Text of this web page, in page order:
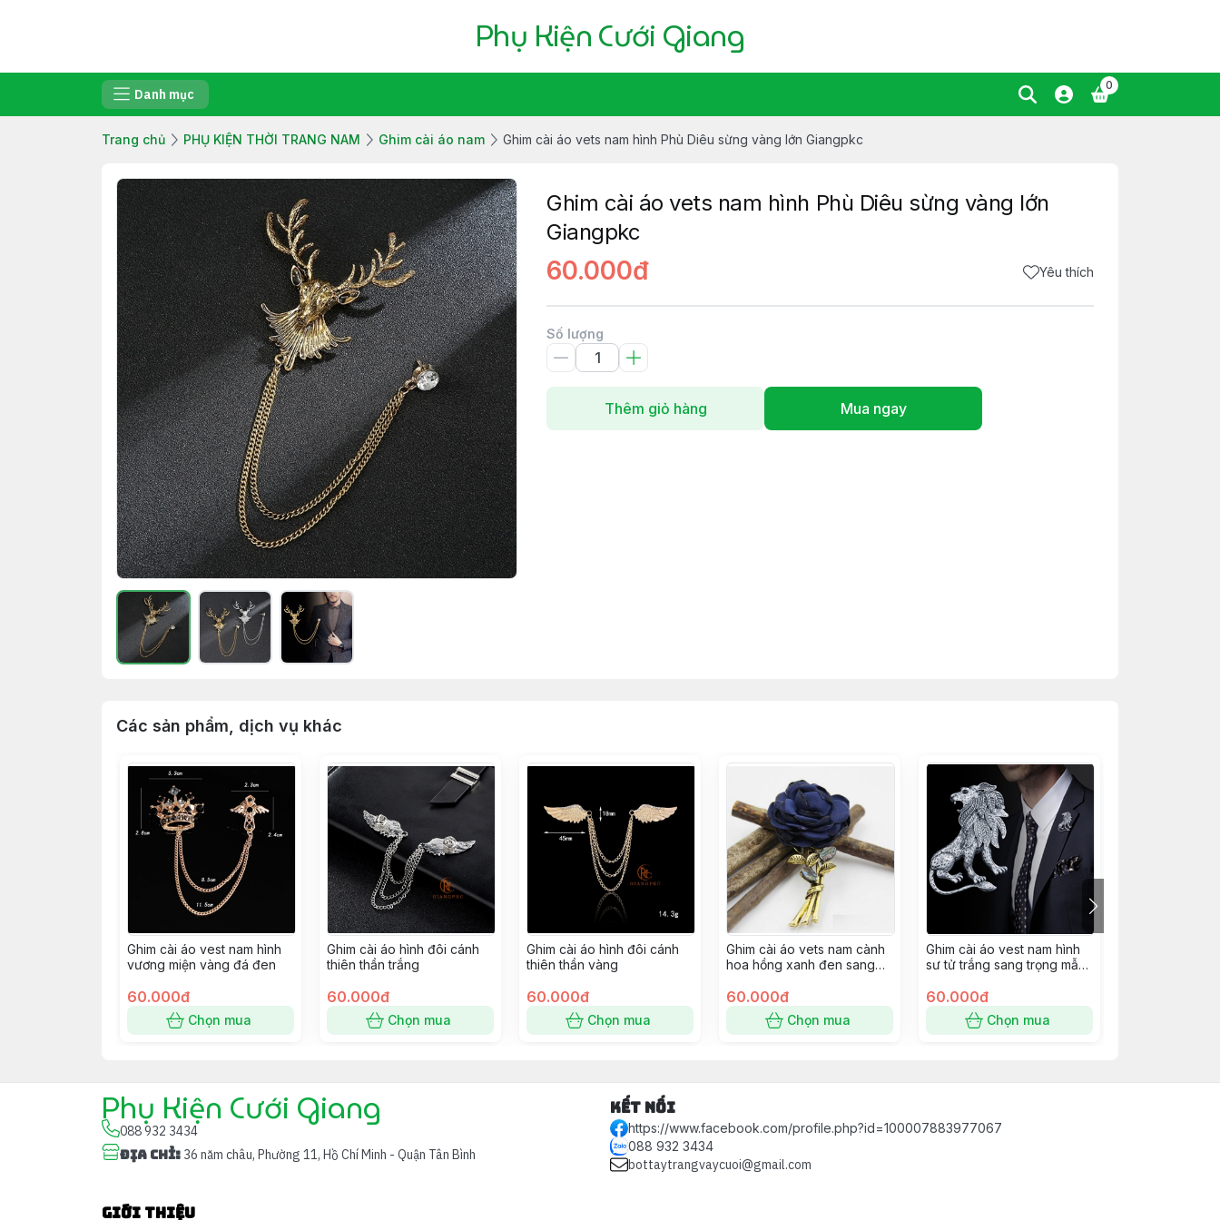
Phụ Kiện Cưới Giang
Danh mục
0
Trang chủ PHỤ KIỆN THỜI TRANG NAM Ghim cài áo nam Ghim cài áo vets nam hình Phù Diêu sừng vàng lớn Giangpkc
Ghim cài áo vets nam hình Phù Diêu sừng vàng lớn
Giangpkc
60.000đ Yêu thích
Số lượng
Thêm giỏ hàng Mua ngay
Các sản phẩm, dịch vụ khác
Ghim cài áo vest nam hình
vương miện vàng đá đen
60.000đ
Chọn mua
Ghim cài áo hình đôi cánh
thiên thần trắng
60.000đ
Chọn mua
Ghim cài áo hình đôi cánh
thiên thần vàng
60.000đ
Chọn mua
Ghim cài áo vets nam cành
hoa hồng xanh đen sang
60.000đ
Chọn mua
Ghim cài áo vest nam hình
sư tử trắng sang trọng mẫu
60.000đ
Chọn mua
Phụ Kiện Cưới Giang
088 932 3434
Địa chỉ: 36 năm châu, Phường 11, Hồ Chí Minh - Quận Tân Bình
Kết nối
https://www.facebook.com/profile.php?id=100007883977067
088 932 3434
bottaytrangvaycuoi@gmail.com
Giới thiệu